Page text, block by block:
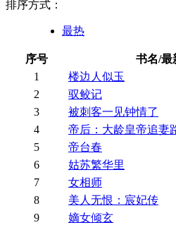
排序方式：
最热
序号 书名/最
1
楼边人似玉
2
驭鲛记
3
被刺客一见钟情了
4
帝后：大龄皇帝追妻
5
帝台春
6
姑苏繁华里
7
女相师
8
美人无恨：宸妃传
9
嫡女倾玄